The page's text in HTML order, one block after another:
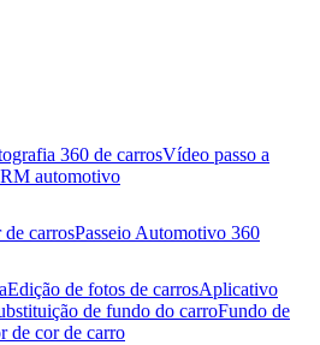
360 de carrosVídeo passo a
automotivo
carrosPasseio Automotivo 360
Edição de fotos de carrosAplicativo
de fundo do carroFundo de
de cor de carro